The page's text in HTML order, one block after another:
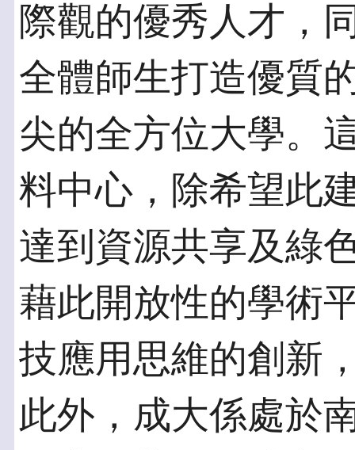
際觀的優秀人才，
全體師生打造優質
尖的全方位大學。
料中心，除希望此
達到資源共享及綠
藉此開放性的學術
技應用思維的創新
此外，成大係處於